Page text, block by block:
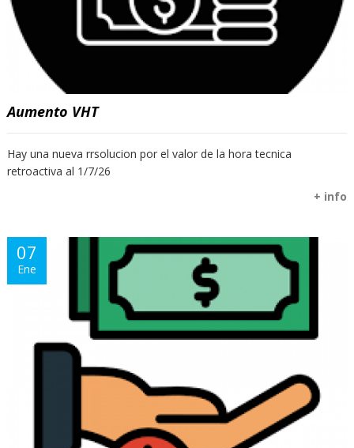
Aumento VHT
Hay una nueva rrsolucion por el valor de la hora tecnica
retroactiva al 1/7/26
+ info
07
Ene